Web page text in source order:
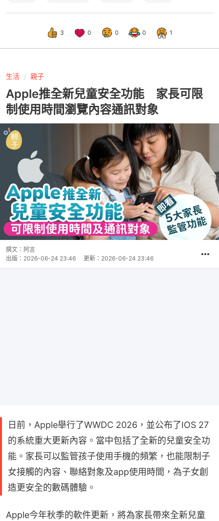
3 0 0 0 1
生活 親子
Apple推全新兒童安全功能 家長可限
制使用時間瀏覽內容通訊對象
撰文： 阿言
出版： 2026-06-24 23:46 更新： 2026-06-24 23:46
日前，Apple舉行了WWDC 2026，並公布了IOS 27
的系統重大更新內容。當中包括了全新的兒童安全功
能。家長可以監管孩子使用手機的頻繁，也能限制子
女接觸的內容、聯絡對象及app使用時間，為子女創
造更安全的數碼體驗。
Apple今年秋季的軟件更新，將為家長帶來全新兒童